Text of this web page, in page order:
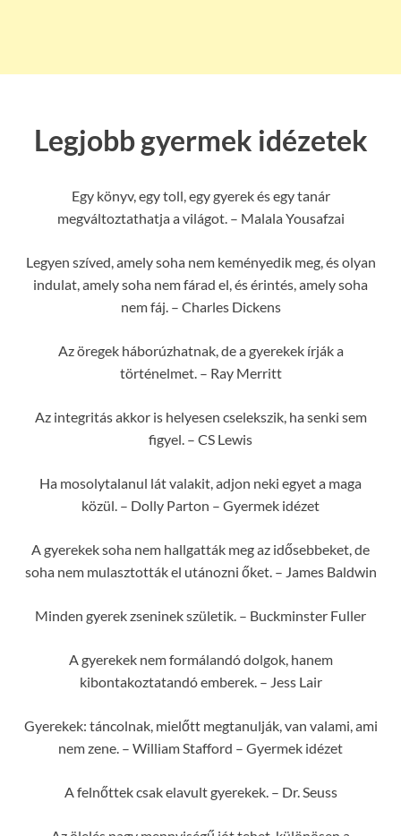
Legjobb gyermek idézetek
Egy könyv, egy toll, egy gyerek és egy tanár
megváltoztathatja a világot. – Malala Yousafzai
Legyen szíved, amely soha nem keményedik meg, és olyan
indulat, amely soha nem fárad el, és érintés, amely soha
nem fáj. – Charles Dickens
Az öregek háborúzhatnak, de a gyerekek írják a
történelmet. – Ray Merritt
Az integritás akkor is helyesen cselekszik, ha senki sem
figyel. – CS Lewis
Ha mosolytalanul lát valakit, adjon neki egyet a maga
közül. – Dolly Parton – Gyermek idézet
A gyerekek soha nem hallgatták meg az idősebbeket, de
soha nem mulasztották el utánozni őket. – James Baldwin
Minden gyerek zseninek születik. – Buckminster Fuller
A gyerekek nem formálandó dolgok, hanem
kibontakoztatandó emberek. – Jess Lair
Gyerekek: táncolnak, mielőtt megtanulják, van valami, ami
nem zene. – William Stafford – Gyermek idézet
A felnőttek csak elavult gyerekek. – Dr. Seuss